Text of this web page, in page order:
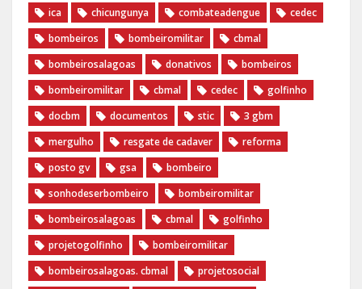
ica
chicungunya combateadengue
cedec
bombeiros
bombeiromilitar
cbmal
bombeirosalagoas
donativos
bombeiros
bombeiromilitar
cbmal cedec
golfinho
docbm
documentos stic
3 gbm
mergulho
resgate de cadaver
reforma
posto gv
gsa
bombeiro
sonhodeserbombeiro
bombeiromilitar
bombeirosalagoas
cbmal
golfinho
projetogolfinho
bombeiromilitar
bombeirosalagoas. cbmal
projetosocial